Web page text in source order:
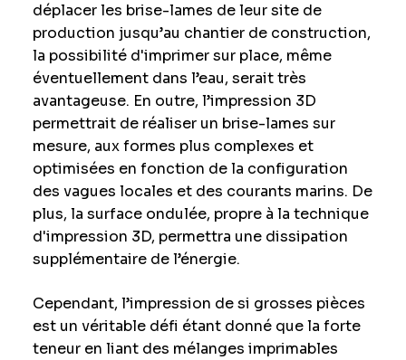
déplacer les brise-lames de leur site de
production jusqu’au chantier de construction,
la possibilité d'imprimer sur place, même
éventuellement dans l’eau, serait très
avantageuse. En outre, l’impression 3D
permettrait de réaliser un brise-lames sur
mesure, aux formes plus complexes et
optimisées en fonction de la configuration
des vagues locales et des courants marins. De
plus, la surface ondulée, propre à la technique
d'impression 3D, permettra une dissipation
supplémentaire de l’énergie.
Cependant, l’impression de si grosses pièces
est un véritable défi étant donné que la forte
teneur en liant des mélanges imprimables